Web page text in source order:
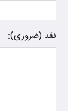
نقد (ضروری):